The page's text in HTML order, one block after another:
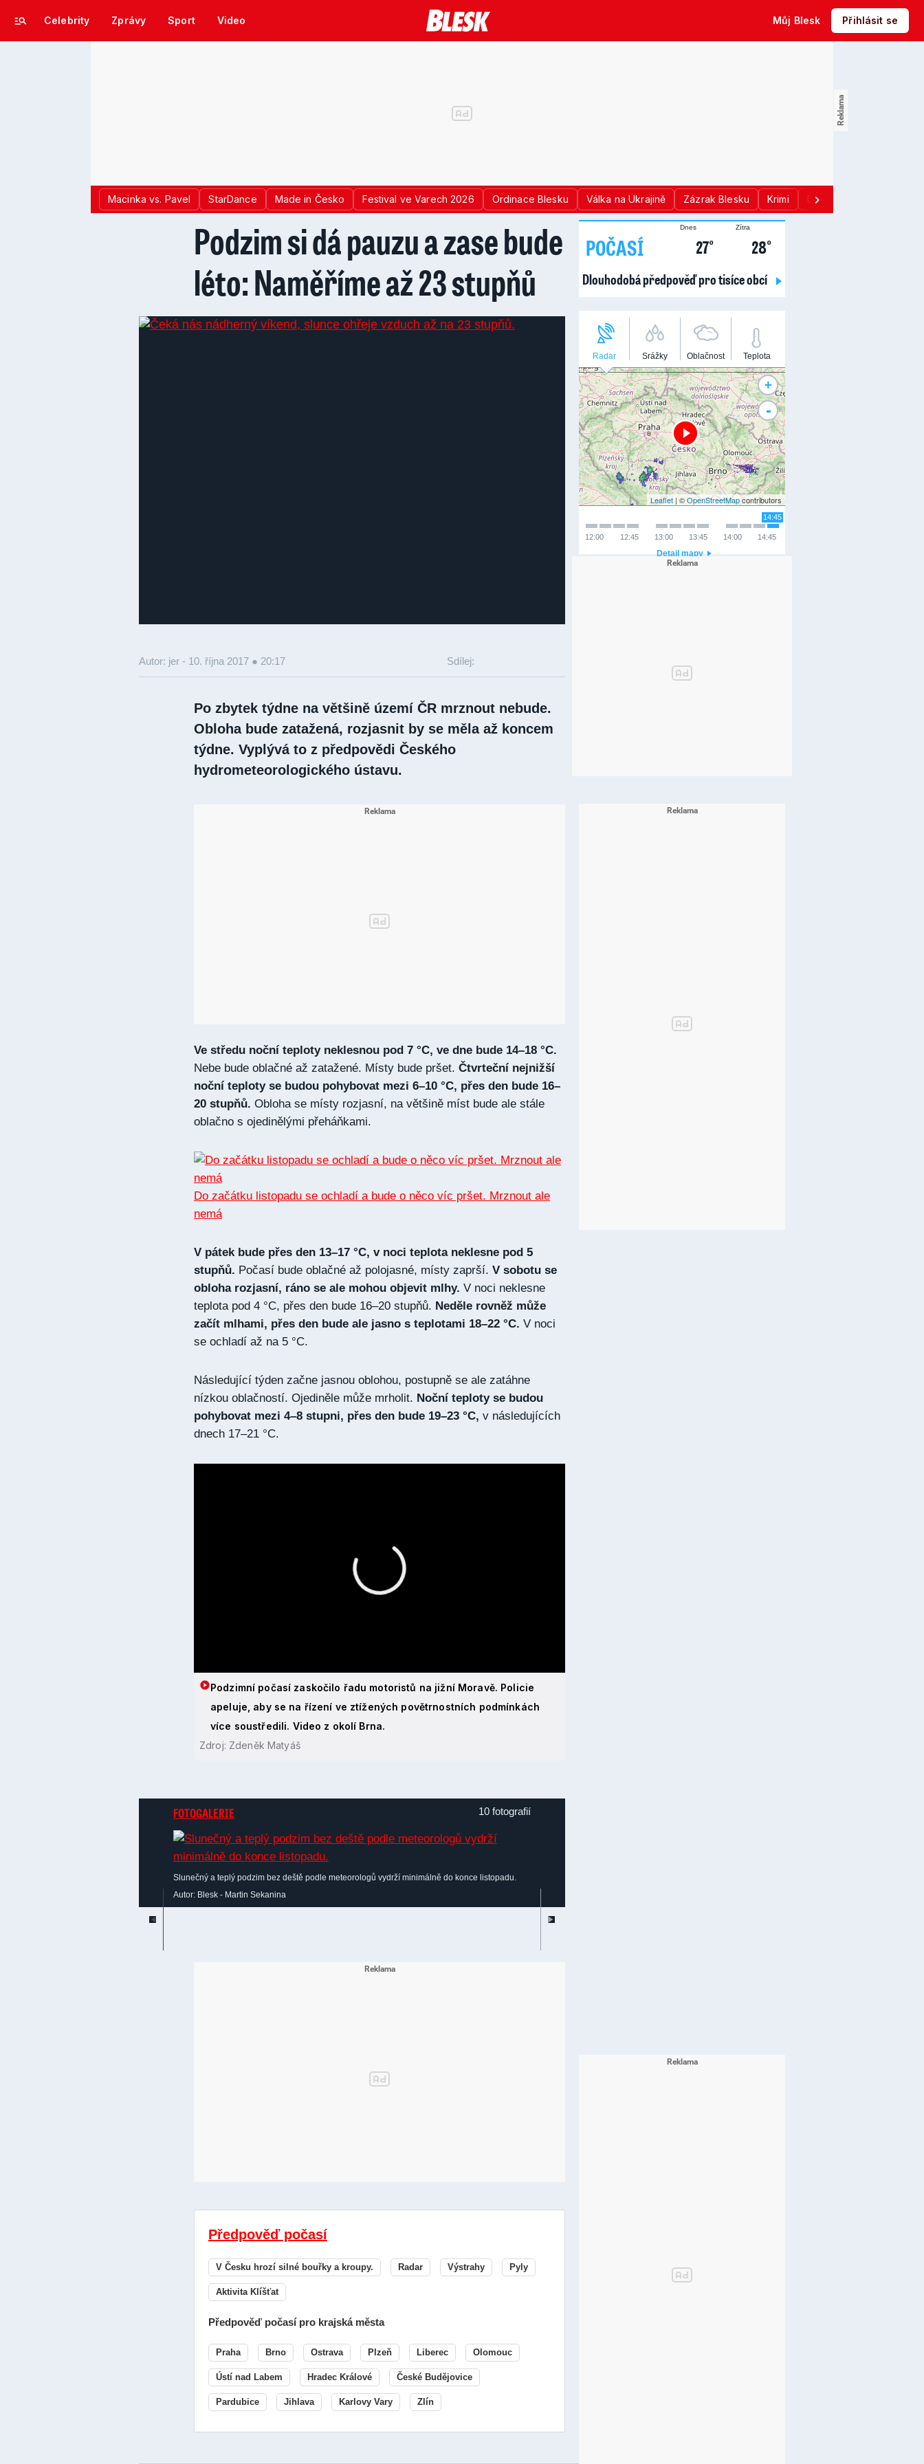
Celebrity Zprávy Sport Video Můj Blesk Přihlásit se
Macinka vs. Pavel StarDance Made in Česko Festival ve Varech 2026 Ordinace Blesku Válka na Ukrajině Zázrak Blesku Krimi Donald Trump
Podzim si dá pauzu a zase bude
léto: Naměříme až 23 stupňů
Autor: jer - 10. října 2017 ● 20:17 Sdílej:
Po zbytek týdne na většině území ČR mrznout nebude.
Obloha bude zatažená, rozjasnit by se měla až koncem
týdne. Vyplývá to z předpovědi Českého
hydrometeorologického ústavu.
Ve středu noční teploty neklesnou pod 7 °C, ve dne bude 14–18 °C.
Nebe bude oblačné až zatažené. Místy bude pršet. Čtvrteční nejnižší
noční teploty se budou pohybovat mezi 6–10 °C, přes den bude 16–
20 stupňů. Obloha se místy rozjasní, na většině míst bude ale stále
oblačno s ojedinělými přeháňkami.
Do začátku listopadu se ochladí a bude o něco víc pršet. Mrznout ale
nemá
V pátek bude přes den 13–17 °C, v noci teplota neklesne pod 5
stupňů. Počasí bude oblačné až polojasné, místy zaprší. V sobotu se
obloha rozjasní, ráno se ale mohou objevit mlhy. V noci neklesne
teplota pod 4 °C, přes den bude 16–20 stupňů. Neděle rovněž může
začít mlhami, přes den bude ale jasno s teplotami 18–22 °C. V noci
se ochladí až na 5 °C.
Následující týden začne jasnou oblohou, postupně se ale zatáhne
nízkou oblačností. Ojediněle může mrholit. Noční teploty se budou
pohybovat mezi 4–8 stupni, přes den bude 19–23 °C, v následujících
dnech 17–21 °C.
Podzimní počasí zaskočilo řadu motoristů na jižní Moravě. Policie
apeluje, aby se na řízení ve ztížených povětrnostních podmínkách
více soustředili. Video z okolí Brna.
Zdroj: Zdeněk Matyáš
FOTOGALERIE 10 fotografií
Slunečný a teplý podzim bez deště podle meteorologů vydrží minimálně do konce listopadu.
Autor: Blesk - Martin Sekanina
Předpověď počasí
V Česku hrozí silné bouřky a kroupy. Radar Výstrahy Pyly
Aktivita Klíšťat
Předpověď počasí pro krajská města
Praha Brno Ostrava Plzeň Liberec Olomouc
Ústí nad Labem Hradec Králové České Budějovice
Pardubice Jihlava Karlovy Vary Zlín
POČASÍ
Dnes
27°
Zítra
28°
Dlouhodobá předpověď pro tisíce obcí
Radar Srážky Oblačnost Teplota
+
-
Leaflet | ©OpenStreetMapcontributors
14:45
14:45
14:00
13:45
13:00
12:45
12:00
Detail mapy